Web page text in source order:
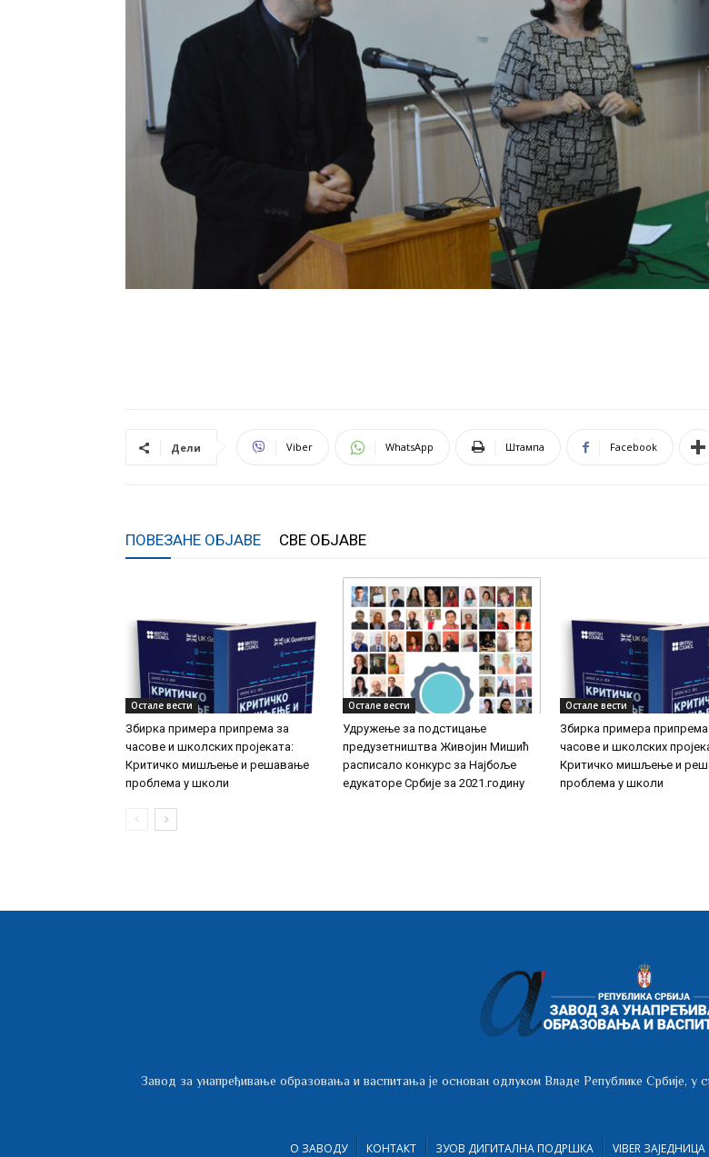
Дели Viber WhatsApp Штампа Facebook
ПОВЕЗАНЕ ОБЈАВЕ СВЕ ОБЈАВЕ
Остале вести
Збирка примера припрема за
часове и школских пројеката:
Критичко мишљење и решавање
проблема у школи
Остале вести
Удружење за подстицање
предузетништва Живојин Мишић
расписало конкурс за Најбоље
едукаторе Србије за 2021.годину
Остале вести
Збирка примера
часове и школских
Критичко мишљење и
проблема у школи
Завод за унапређивање образовања и васпитања је основан одлуком Владе Републике Србије,
О ЗАВОДУ КОНТАКТ ЗУОВ ДИГИТАЛНА ПОДРШКА VIBER ЗАЈЕДНИЦА